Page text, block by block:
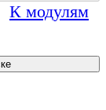
К модулям